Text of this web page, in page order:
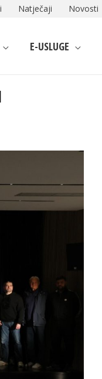
Natječaji Novosti
E-USLUGE